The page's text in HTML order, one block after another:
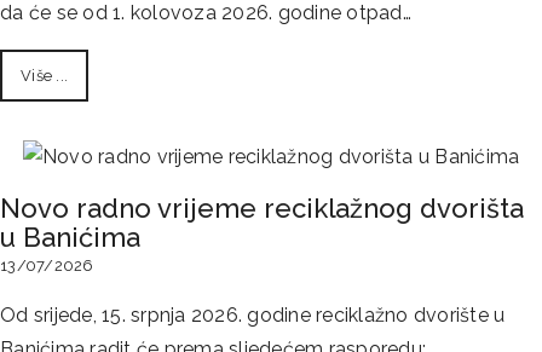
da će se od 1. kolovoza 2026. godine otpad…
Više ...
Novo radno vrijeme reciklažnog dvorišta
u Banićima
13/07/2026
Od srijede, 15. srpnja 2026. godine reciklažno dvorište u